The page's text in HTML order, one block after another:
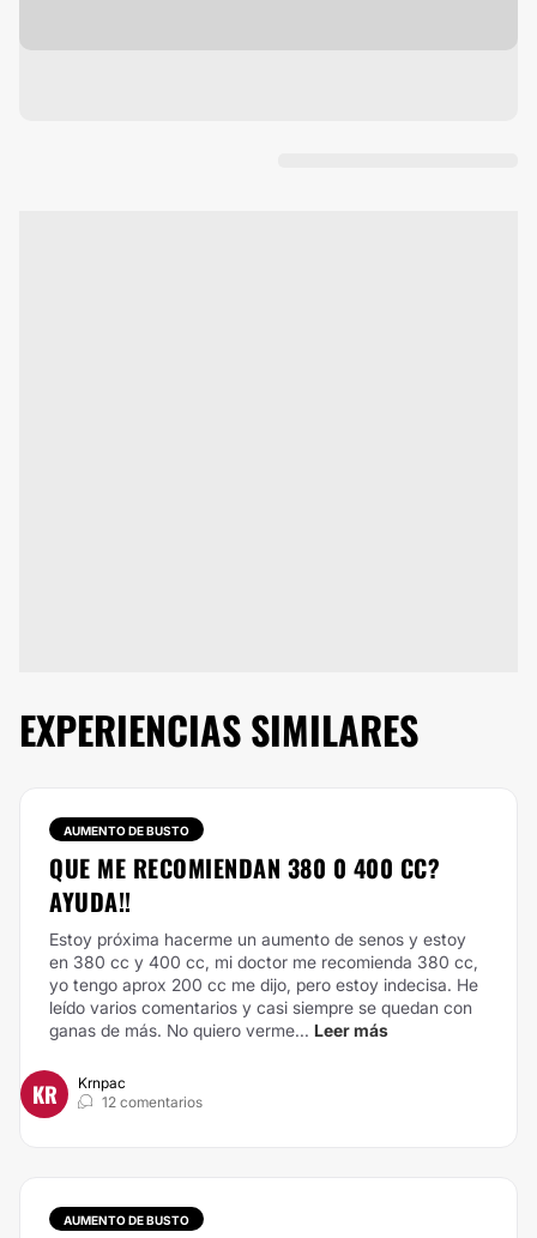
EXPERIENCIAS SIMILARES
AUMENTO DE BUSTO
QUE ME RECOMIENDAN 380 0 400 CC?
AYUDA!!
Estoy próxima hacerme un aumento de senos y estoy
en 380 cc y 400 cc, mi doctor me recomienda 380 cc,
yo tengo aprox 200 cc me dijo, pero estoy indecisa. He
leído varios comentarios y casi siempre se quedan con
ganas de más. No quiero verme... Leer más
KR
Krnpac
12 comentarios
AUMENTO DE BUSTO